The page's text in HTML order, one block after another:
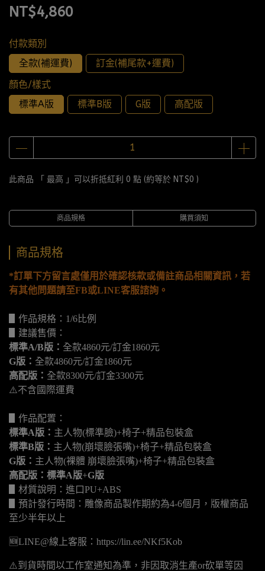
NT$4,860
付款類別
全款(補運費)
訂金(補尾款+運費)
顏色/樣式
標準A版
標準B版 G版 高配版
此商品 「 最高 」可以折抵紅利 0 點 (約等於 NT$0 )
商品規格 購買須知
商品規格
*訂單下方留言處僅用於確認核款或備註商品相關資訊，若
有其他問題請至FB或LINE客服諮詢。
▋作品規格：1/6比例
▋建議售價：
標準A/B版： 全款4860元/訂金1860元
G版： 全款4860元/訂金1860元
高配版： 全款8300元/訂金3300元
⚠️不含國際運費
▋作品配置：
標準A版： 主人物(標準臉)+椅子+精品包裝盒
標準B版： 主人物(崩壞臉張嘴)+椅子+精品包裝盒
G版： 主人物(裸體 崩壞臉張嘴)+椅子+精品包裝盒
高配版：標準A版+G版
▋材質說明：進口PU+ABS
▋預計發行時間：雕像商品製作期約為4-6個月，版權商品
至少半年以上
🆕LINE@線上客服：https://lin.ee/NKf5Kob
⚠️到貨時間以工作室通知為準，非因取消生產or砍單等因